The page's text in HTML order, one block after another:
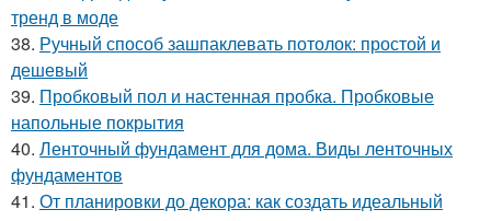
тренд в моде
38. Ручный способ зашпаклевать потолок: простой и
дешевый
39. Пробковый пол и настенная пробка. Пробковые
напольные покрытия
40. Ленточный фундамент для дома. Виды ленточных
фундаментов
41. От планировки до декора: как создать идеальный